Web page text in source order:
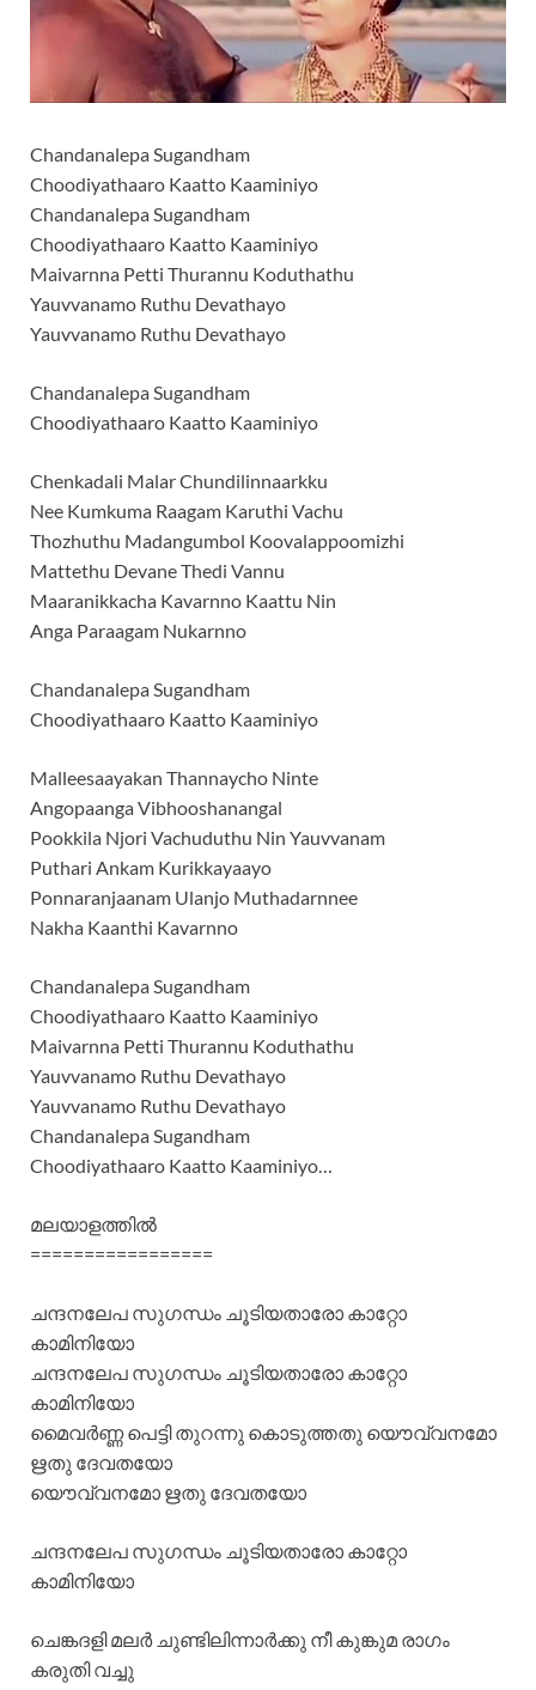
Chandanalepa Sugandham
Choodiyathaaro Kaatto Kaaminiyo
Chandanalepa Sugandham
Choodiyathaaro Kaatto Kaaminiyo
Maivarnna Petti Thurannu Koduthathu
Yauvvanamo Ruthu Devathayo
Yauvvanamo Ruthu Devathayo
Chandanalepa Sugandham
Choodiyathaaro Kaatto Kaaminiyo
Chenkadali Malar Chundilinnaarkku
Nee Kumkuma Raagam Karuthi Vachu
Thozhuthu Madangumbol Koovalappoomizhi
Mattethu Devane Thedi Vannu
Maaranikkacha Kavarnno Kaattu Nin
Anga Paraagam Nukarnno
Chandanalepa Sugandham
Choodiyathaaro Kaatto Kaaminiyo
Malleesaayakan Thannaycho Ninte
Angopaanga Vibhooshanangal
Pookkila Njori Vachuduthu Nin Yauvvanam
Puthari Ankam Kurikkayaayo
Ponnaranjaanam Ulanjo Muthadarnnee
Nakha Kaanthi Kavarnno
Chandanalepa Sugandham
Choodiyathaaro Kaatto Kaaminiyo
Maivarnna Petti Thurannu Koduthathu
Yauvvanamo Ruthu Devathayo
Yauvvanamo Ruthu Devathayo
Chandanalepa Sugandham
Choodiyathaaro Kaatto Kaaminiyo…
മലയാളത്തില്‍
=================
ചന്ദനലേപ സുഗന്ധം ചൂടിയതാരോ കാറ്റോ
കാമിനിയോ
ചന്ദനലേപ സുഗന്ധം ചൂടിയതാരോ കാറ്റോ
കാമിനിയോ
മൈവര്‍ണ്ണ പെട്ടി തുറന്നു കൊടുത്തതു യൌവ്വനമോ
ഋതു ദേവതയോ
യൌവ്വനമോ ഋതു ദേവതയോ
ചന്ദനലേപ സുഗന്ധം ചൂടിയതാരോ കാറ്റോ
കാമിനിയോ
ചെങ്കദളി മലര്‍ ചുണ്ടിലിന്നാര്‍ക്കു നീ കുങ്കുമ രാഗം
കരുതി വച്ചു